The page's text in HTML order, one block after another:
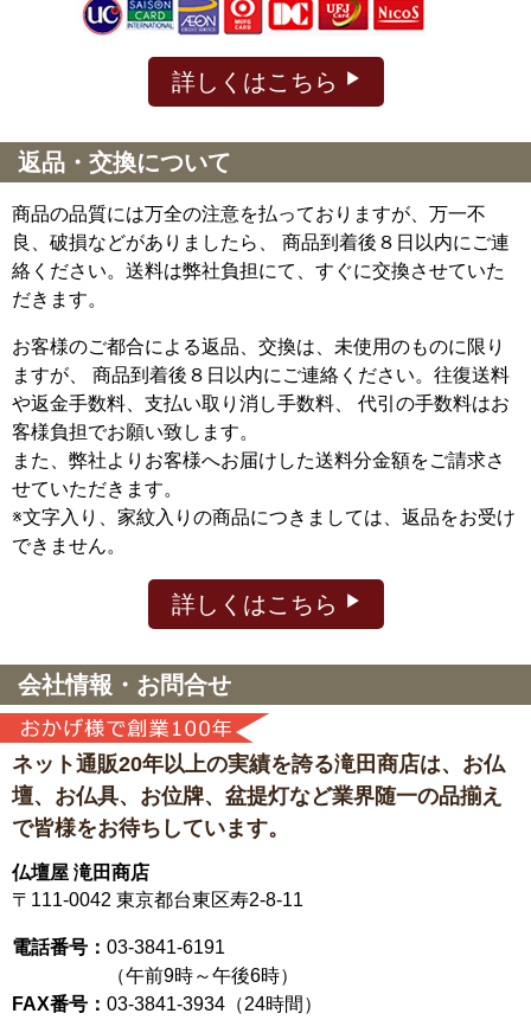
詳しくはこちら
返品・交換について
商品の品質には万全の注意を払っておりますが、万一不
良、破損などがありましたら、 商品到着後８日以内にご連
絡ください。送料は弊社負担にて、すぐに交換させていた
だきます。
お客様のご都合による返品、交換は、未使用のものに限り
ますが、
商品到着後８日以内にご連絡ください。往復送料
や返金手数料、支払い取り消し手数料、 代引の手数料はお
客様負担でお願い致します。
また、弊社よりお客様へお届けした送料分金額をご請求さ
せていただきます。
※文字入り、家紋入りの商品につきましては、返品をお受け
できません。
詳しくはこちら
会社情報・お問合せ
ネット通販20年以上の実績を誇る滝田商店は、 お仏
壇、お仏具、お位牌、盆提灯など業界随一の品揃え
で皆様をお待ちしています。
仏壇屋 滝田商店
〒111-0042 東京都台東区寿2-8-11
電話番号： 03-3841-6191
（午前9時～午後6時）
FAX番号： 03-3841-3934（24時間）